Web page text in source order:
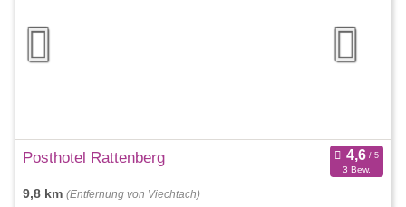
Posthotel Rattenberg
3 Bew.
9,8 km (Entfernung von Viechtach)